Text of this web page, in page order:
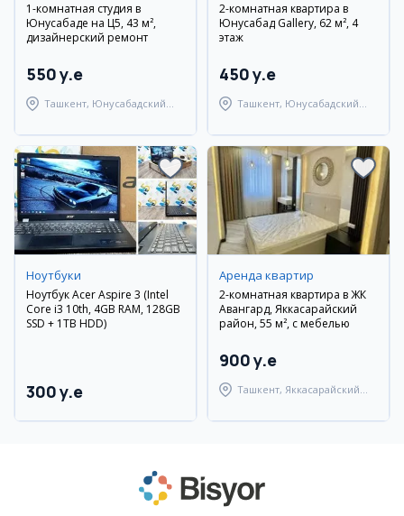
1-комнатная студия в
Юнусабаде на Ц5, 43 м²,
дизайнерский ремонт
550 y.e
Ташкент, Юнусабадский
2-комнатная квартира в
Юнусабад Gallery, 62 м², 4
этаж
450 y.e
Ташкент, Юнусабадский
Ноутбуки
Ноутбук Acer Aspire 3 (Intel
Core i3 10th, 4GB RAM, 128GB
SSD + 1TB HDD)
300 y.e
Аренда квартир
2-комнатная квартира в ЖК
Авангард, Яккасарайский
район, 55 м², с мебелью
900 y.e
Ташкент, Яккасарайский